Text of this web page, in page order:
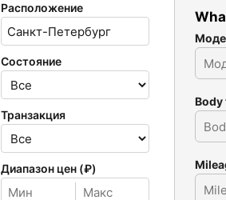
Расположение
Состояние
Транзакция
Диапазон цен (₽)
Body